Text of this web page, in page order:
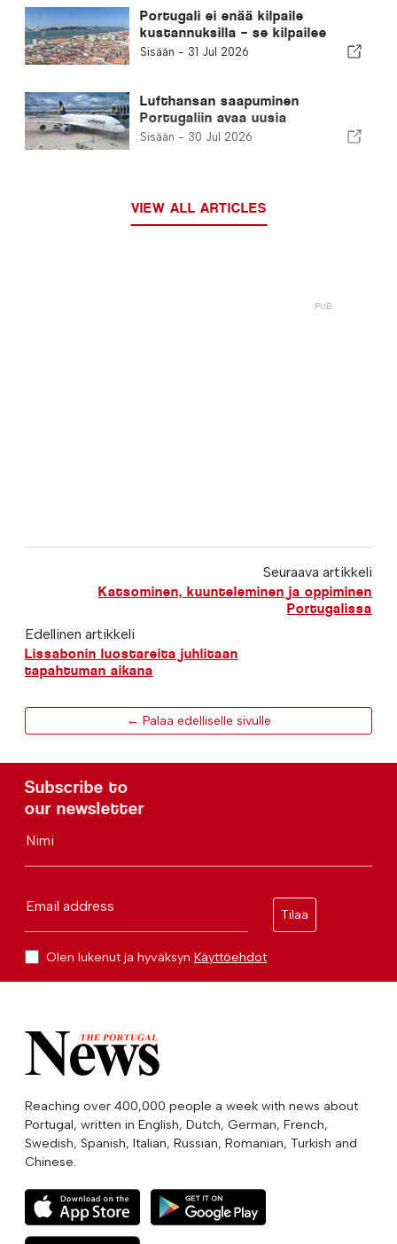
Portugali ei enää kilpaile
kustannuksilla – se kilpailee
ekosysteemeillä
Sisään - 31 Jul 2026
Lufthansan saapuminen
Portugaliin avaa uusia
mahdollisuuksia
Sisään - 30 Jul 2026
VIEW ALL ARTICLES
Seuraava artikkeli
Katsominen, kuunteleminen ja oppiminen
Portugalissa
Edellinen artikkeli
Lissabonin luostareita juhlitaan
tapahtuman aikana
← Palaa edelliselle sivulle
Subscribe to
our newsletter
Nimi
Email address
Tilaa
Olen lukenut ja hyväksyn Käyttöehdot
Reaching over 400,000 people a week with news about
Portugal, written in English, Dutch, German, French,
Swedish, Spanish, Italian, Russian, Romanian, Turkish and
Chinese.